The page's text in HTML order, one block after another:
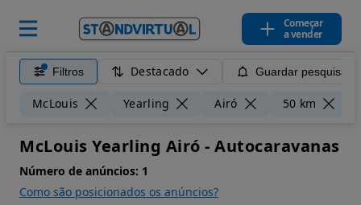
Começar
a vender
Filtros Destacado Guardar pesquisa
McLouis Yearling Airó 50 km
McLouis Yearling Airó - Autocaravanas
Número de anúncios: 1
Como são posicionados os anúncios?